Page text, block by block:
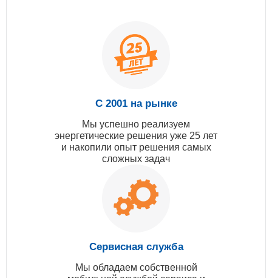
С 2001 на рынке
Мы успешно реализуем
энергетические решения уже 25 лет
и накопили опыт решения самых
сложных задач
Сервисная служба
Мы обладаем собственной